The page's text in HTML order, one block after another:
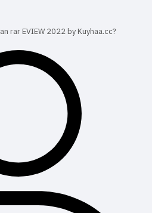
rar EVIEW 2022 by Kuyhaa.cc?